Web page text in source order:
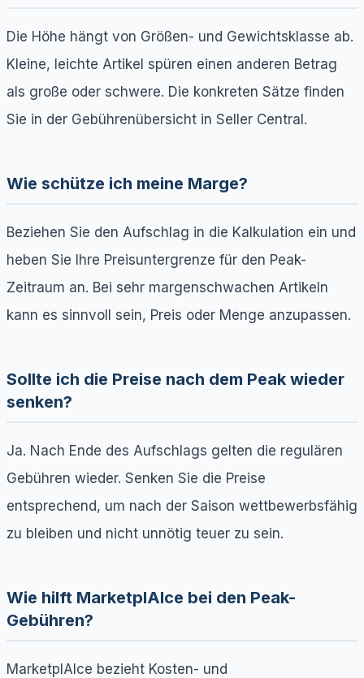
Die Höhe hängt von Größen- und Gewichtsklasse ab.
Kleine, leichte Artikel spüren einen anderen Betrag
als große oder schwere. Die konkreten Sätze finden
Sie in der Gebührenübersicht in Seller Central.
Wie schütze ich meine Marge?
Beziehen Sie den Aufschlag in die Kalkulation ein und
heben Sie Ihre Preisuntergrenze für den Peak-
Zeitraum an. Bei sehr margenschwachen Artikeln
kann es sinnvoll sein, Preis oder Menge anzupassen.
Sollte ich die Preise nach dem Peak wieder
senken?
Ja. Nach Ende des Aufschlags gelten die regulären
Gebühren wieder. Senken Sie die Preise
entsprechend, um nach der Saison wettbewerbsfähig
zu bleiben und nicht unnötig teuer zu sein.
Wie hilft MarketplAIce bei den Peak-
Gebühren?
MarketplAIce bezieht Kosten- und